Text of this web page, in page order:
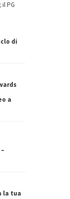
il PG
di
a
la tua